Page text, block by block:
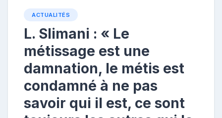
ACTUALITÉS
L. Slimani : « Le
métissage est une
damnation, le métis est
condamné à ne pas
savoir qui il est, ce sont